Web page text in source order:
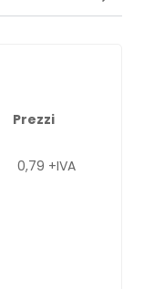
Prezzi
0,79 +IVA